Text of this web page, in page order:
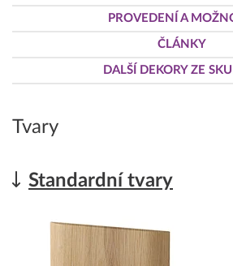
PROVEDENÍ A
ČLÁNKY
DALŠÍ DEKORY ZE
Tvary
Standardní tvary